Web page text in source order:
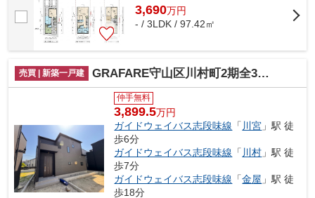
3,690万円
- / 3LDK / 97.42㎡
売買 | 新築一戸建 GRAFARE守山区川村町2期全3棟【仲介手数料無料 白沢小 守山区北中】
仲手無料
3,899.5万円
ガイドウェイバス志段味線 「 川宮 」駅 徒
歩6分
ガイドウェイバス志段味線 「 川村 」駅 徒
歩7分
ガイドウェイバス志段味線 「金屋 」駅 徒
歩18分